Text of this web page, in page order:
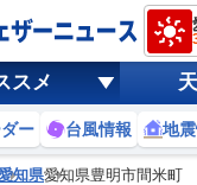
スメ
ー 台風情報 地
知県愛知県豊明市間米町